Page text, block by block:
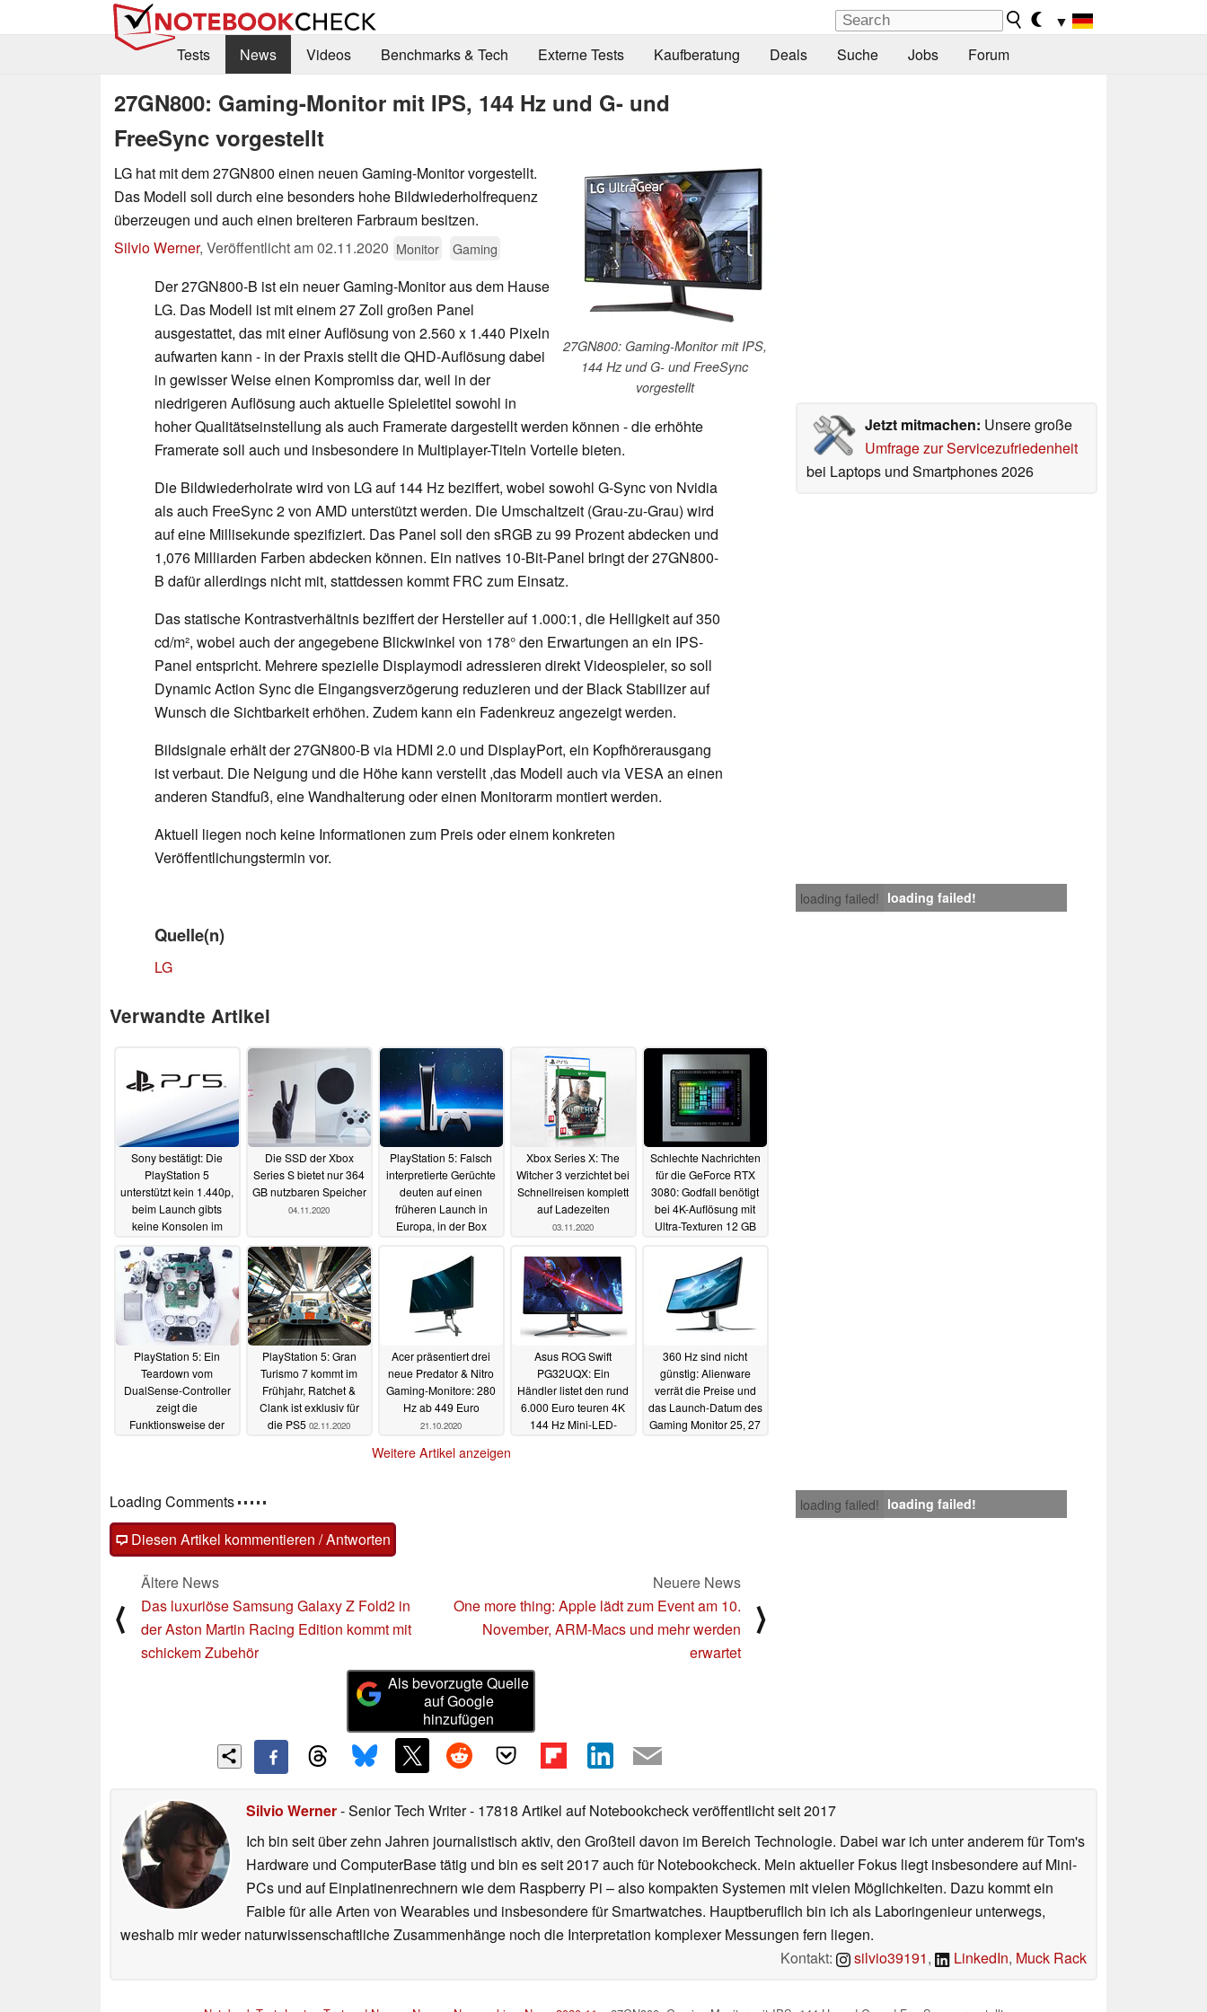
▼
Tests
News Videos Benchmarks & Tech Externe Tests Kaufberatung Deals Suche Jobs Forum
27GN800: Gaming-Monitor mit IPS, 144 Hz und G- und
FreeSync vorgestellt
27GN800: Gaming-Monitor mit IPS,
144 Hz und G- und FreeSync
vorgestellt
LG hat mit dem 27GN800 einen neuen Gaming-Monitor vorgestellt.
Das Modell soll durch eine besonders hohe Bildwiederholfrequenz
überzeugen und auch einen breiteren Farbraum besitzen.
Silvio Werner, Veröffentlicht am02.11.2020 Monitor Gaming
Jetzt mitmachen: Unsere große
Umfrage zur Servicezufriedenheit
bei Laptops und Smartphones 2026
Der 27GN800-B ist ein neuer Gaming-Monitor aus dem Hause
LG. Das Modell ist mit einem 27 Zoll großen Panel
ausgestattet, das mit einer Auflösung von 2.560 x 1.440 Pixeln
aufwarten kann - in der Praxis stellt die QHD-Auflösung dabei
in gewisser Weise einen Kompromiss dar, weil in der
niedrigeren Auflösung auch aktuelle Spieletitel sowohl in
hoher Qualitätseinstellung als auch Framerate dargestellt werden können - die erhöhte
Framerate soll auch und insbesondere in Multiplayer-Titeln Vorteile bieten.
Die Bildwiederholrate wird von LG auf 144 Hz beziffert, wobei sowohl G-Sync von Nvidia
als auch FreeSync 2 von AMD unterstützt werden. Die Umschaltzeit (Grau-zu-Grau) wird
auf eine Millisekunde spezifiziert. Das Panel soll den sRGB zu 99 Prozent abdecken und
1,076 Milliarden Farben abdecken können. Ein natives 10-Bit-Panel bringt der 27GN800-
B dafür allerdings nicht mit, stattdessen kommt FRC zum Einsatz.
Das statische Kontrastverhältnis beziffert der Hersteller auf 1.000:1, die Helligkeit auf 350
cd/m², wobei auch der angegebene Blickwinkel von 178° den Erwartungen an ein IPS-
Panel entspricht. Mehrere spezielle Displaymodi adressieren direkt Videospieler, so soll
Dynamic Action Sync die Eingangsverzögerung reduzieren und der Black Stabilizer auf
Wunsch die Sichtbarkeit erhöhen. Zudem kann ein Fadenkreuz angezeigt werden.
Bildsignale erhält der 27GN800-B via HDMI 2.0 und DisplayPort, ein Kopfhörerausgang
ist verbaut. Die Neigung und die Höhe kann verstellt ,das Modell auch via VESA an einen
anderen Standfuß, eine Wandhalterung oder einen Monitorarm montiert werden.
Aktuell liegen noch keine Informationen zum Preis oder einem konkreten
Veröffentlichungstermin vor.
loading failed! loading failed!
Quelle(n)
LG
Verwandte Artikel
Sony bestätigt: Die
PlayStation 5
unterstützt kein 1.440p,
beim Launch gibts
keine Konsolen im
05.11.2020
Die SSD der Xbox
Series S bietet nur 364
GB nutzbaren Speicher
04.11.2020
PlayStation 5: Falsch
interpretierte Gerüchte
deuten auf einen
früheren Launch in
Europa, in der Box
04.11.2020
Xbox Series X: The
Witcher 3 verzichtet bei
Schnellreisen komplett
auf Ladezeiten
03.11.2020
Schlechte Nachrichten
für die GeForce RTX
3080: Godfall benötigt
bei 4K-Auflösung mit
Ultra-Texturen 12 GB
PlayStation 5: Ein
Teardown vom
DualSense-Controller
zeigt die
Funktionsweise der
PlayStation 5: Gran
Turismo 7 kommt im
Frühjahr, Ratchet &
Clank ist exklusiv für
die PS5 02.11.2020
Acer präsentiert drei
neue Predator & Nitro
Gaming-Monitore: 280
Hz ab 449 Euro
21.10.2020
Asus ROG Swift
PG32UQX: Ein
Händler listet den rund
6.000 Euro teuren 4K
144 Hz Mini-LED-
360 Hz sind nicht
günstig: Alienware
verrät die Preise und
das Launch-Datum des
Gaming Monitor 25, 27
Weitere Artikel anzeigen
loading failed! loading failed!
Kommentare
Fragen, Anregungen, zusätzliche Informationen zu diesem Artikel? - Uns interessiert Deine Meinung
(auch ohne Anmeldung möglich)!
Diesen Artikel kommentieren / Antworten
Ältere News
Das luxuriöse Samsung Galaxy Z Fold2 in
der Aston Martin Racing Edition kommt mit
Neuere News
One more thing: Apple lädt zum Event am 10.
November, ARM-Macs und mehr werden
Als bevorzugte Quelle
auf Google
hinzufügen
Silvio Werner - Senior Tech Writer - 17818 Artikel auf Notebookcheck veröffentlichtseit 2017
Ich bin seit über zehn Jahren journalistisch aktiv, den Großteil davon im Bereich Technologie. Dabei war ich unter anderem für Tom's
Hardware und ComputerBase tätig und bin es seit 2017 auch für Notebookcheck. Mein aktueller Fokus liegt insbesondere auf Mini-
PCs und auf Einplatinenrechnern wie dem Raspberry Pi – also kompakten Systemen mit vielen Möglichkeiten. Dazu kommt ein
Faible für alle Arten von Wearables und insbesondere für Smartwatches. Hauptberuflich bin ich als Laboringenieur unterwegs,